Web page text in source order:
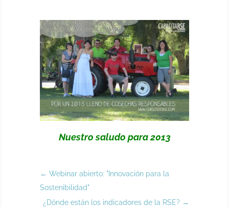
Nuestro saludo para 2013
←Webinar abierto: "Innovación para la
Sostenibilidad"
¿Dónde están los indicadores de la RSE? →